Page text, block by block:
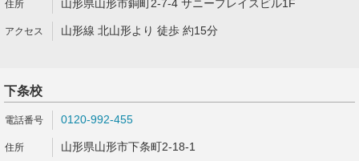
山形県山形市銅町2-7-4 サニープレイスビル1F
山形線 北山形より 徒歩 約15分
下条校
0120-992-455
山形県山形市下条町2-18-1